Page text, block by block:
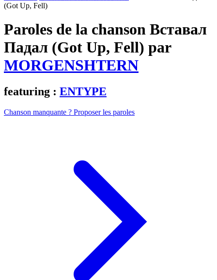
(Got Up, Fell)
Paroles de la chanson Вставал
Падал (Got Up, Fell) par
MORGENSHTERN
featuring : ENTYPE
Chanson manquante ? Proposer les paroles